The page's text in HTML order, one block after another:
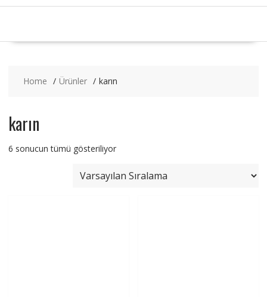
Home Ürünler karın
karın
6 sonucun tümü gösteriliyor